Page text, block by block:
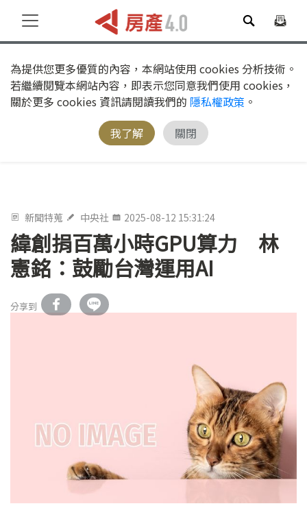
為提供您更多優質的內容，本網站使用 cookies 分析技術。
若繼續閱覽本網站內容，即表示您同意我們使用 cookies，
關於更多 cookies 資訊請閱讀我們的 隱私權政策 。
我了解
關閉
新聞特蒐 中央社 2025-08-12 15:31:24
緯創捐百萬小時GPU算力 林
憲銘：鼓勵台灣運用AI
分享到